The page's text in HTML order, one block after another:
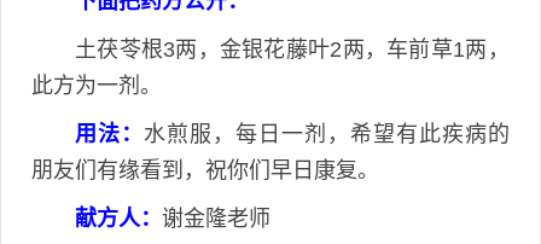
土茯苓根3两，金银花藤叶2两，车前草1两，
此方为一剂。
用法： 水煎服，每日一剂，希望有此疾病的
朋友们有缘看到，祝你们早日康复。
献方人： 谢金隆老师